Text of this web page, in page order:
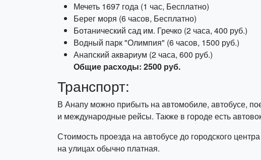
Мечеть 1697 года (1 час, Бесплатно)
Берег моря (6 часов, Бесплатно)
Ботанический сад им. Гречко (2 часа, 400 руб.)
Водный парк "Олимпия" (6 часов, 1500 руб.)
Анапский аквариум (2 часа, 600 руб.)
Общие расходы: 2500 руб.
Транспорт:
В Анапу можно прибыть на автомобиле, автобусе,
и международные рейсы. Также в городе есть
Стоимость проезда на автобусе до городского
на улицах обычно платная.